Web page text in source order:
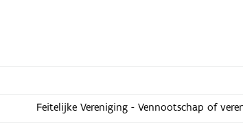
Feitelijke Vereniging - Vennootschap of